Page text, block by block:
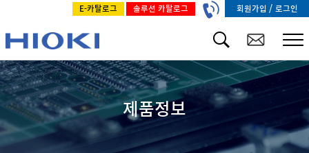
E-카탈로그 솔루션 카탈로그 회원가입 / 로그인
제품정보